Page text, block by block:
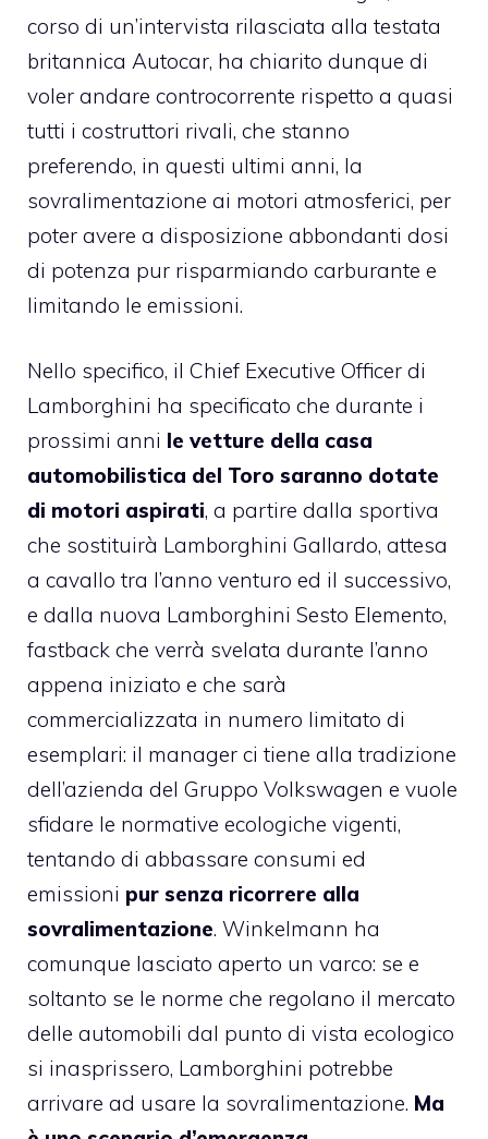
corso di un’intervista rilasciata alla testata
britannica Autocar, ha chiarito dunque di
voler andare controcorrente rispetto a quasi
tutti i costruttori rivali, che stanno
preferendo, in questi ultimi anni, la
sovralimentazione ai motori atmosferici, per
poter avere a disposizione abbondanti dosi
di potenza pur risparmiando carburante e
limitando le emissioni.
Nello specifico, il Chief Executive Officer di
Lamborghini ha specificato che durante i
prossimi anni le vetture della casa
automobilistica del Toro saranno dotate
di motori aspirati, a partire dalla sportiva
che sostituirà Lamborghini Gallardo, attesa
a cavallo tra l’anno venturo ed il successivo,
e dalla nuova Lamborghini Sesto Elemento,
fastback che verrà svelata durante l’anno
appena iniziato e che sarà
commercializzata in numero limitato di
esemplari: il manager ci tiene alla tradizione
dell’azienda del Gruppo Volkswagen e vuole
sfidare le normative ecologiche vigenti,
tentando di abbassare consumi ed
emissioni pur senza ricorrere alla
sovralimentazione. Winkelmann ha
comunque lasciato aperto un varco: se e
soltanto se le norme che regolano il mercato
delle automobili dal punto di vista ecologico
si inasprissero, Lamborghini potrebbe
arrivare ad usare la sovralimentazione. Ma